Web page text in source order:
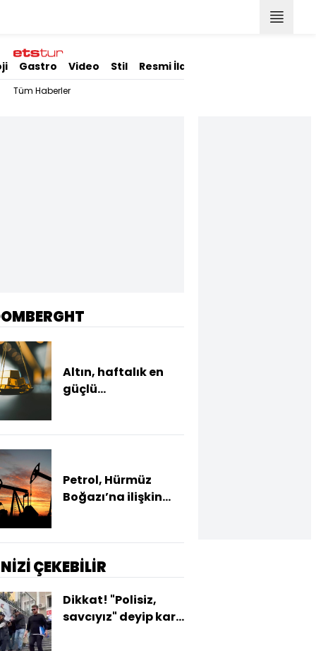
Gastro Video Stil Resmi İlanlar
Tüm Haberler
Altın, haftalık en
güçlü
Petrol, Hürmüz
Boğazı’na ilişkin
yükselişini
sürdürdü
ÇEKEBİLİR
Dikkat! "Polisiz,
savcıyız" deyip karı